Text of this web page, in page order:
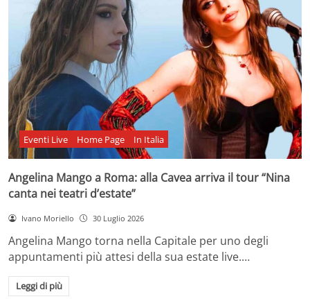
Eventi Live Home Page In Italia
Angelina Mango a Roma: alla Cavea arriva il tour “Nina
canta nei teatri d’estate”
Ivano Moriello 30 Luglio 2026
Angelina Mango torna nella Capitale per uno degli
appuntamenti più attesi della sua estate live.…
Leggi di più